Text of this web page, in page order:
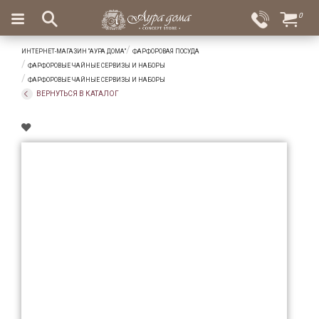
Вход
Избранное
×
Салоны
Доставка
Оплата
Подарки
Ароматы
для
0
ИНТЕРНЕТ-МАГАЗИН "АУРА ДОМА"
ФАРФОРОВАЯ ПОСУДА
ФАРФОРОВЫЕ ЧАЙНЫЕ СЕРВИЗЫ И НАБОРЫ
ФАРФОРОВЫЕ ЧАЙНЫЕ СЕРВИЗЫ И НАБОРЫ
ВЕРНУТЬСЯ В КАТАЛОГ